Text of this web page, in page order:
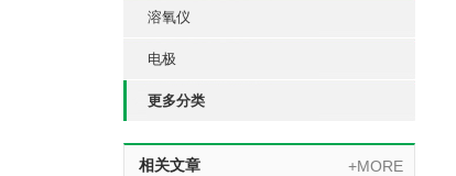
溶氧仪
电极
更多分类
相关文章 +MORE